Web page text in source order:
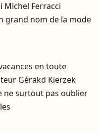
Michel Ferracci
grand nom de la mode
en toute
Gérakd Kierzek
ne surtout pas oublier